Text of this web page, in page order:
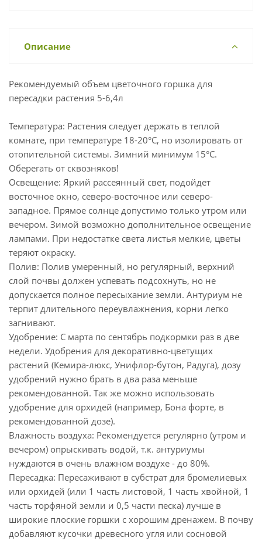
Описание
Рекомендуемый объем цветочного горшка для
пересадки растения 5-6,4л
Температура: Растения следует держать в теплой
комнате, при температуре 18-20°C, но изолировать от
отопительной системы. Зимний минимум 15°C.
Оберегать от сквозняков!
Освещение: Яркий рассеянный свет, подойдет
восточное окно, северо-восточное или северо-
западное. Прямое солнце допустимо только утром или
вечером. Зимой возможно дополнительное освещение
лампами. При недостатке света листья мелкие, цветы
теряют окраску.
Полив: Полив умеренный, но регулярный, верхний
слой почвы должен успевать подсохнуть, но не
допускается полное пересыхание земли. Антуриум не
терпит длительного переувлажнения, корни легко
загнивают.
Удобрение: С марта по сентябрь подкормки раз в две
недели. Удобрения для декоративно-цветущих
растений (Кемира-люкс, Унифлор-бутон, Радуга), дозу
удобрений нужно брать в два раза меньше
рекомендованной. Так же можно использовать
удобрение для орхидей (например, Бона форте, в
рекомендованной дозе).
Влажность воздуха: Рекомендуется регулярно (утром и
вечером) опрыскивать водой, т.к. антуриумы
нуждаются в очень влажном воздухе - до 80%.
Пересадка: Пересаживают в субстрат для бромелиевых
или орхидей (или 1 часть листовой, 1 часть хвойной, 1
часть торфяной земли и 0,5 части песка) лучше в
широкие плоские горшки с хорошим дренажем. В почву
добавляют кусочки древесного угля или сосновой